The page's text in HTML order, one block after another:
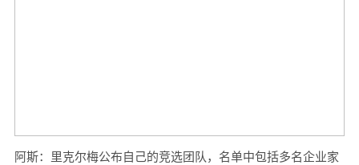
阿斯：里克尔梅公布自己的竞选团队，名单中包括多名企业家